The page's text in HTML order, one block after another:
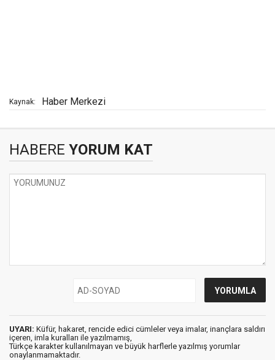
Kaynak: Haber Merkezi
HABERE YORUM KAT
UYARI: Küfür, hakaret, rencide edici cümleler veya imalar, inançlara saldırı
içeren, imla kuralları ile yazılmamış,
Türkçe karakter kullanılmayan ve büyük harflerle yazılmış yorumlar
onaylanmamaktadır.